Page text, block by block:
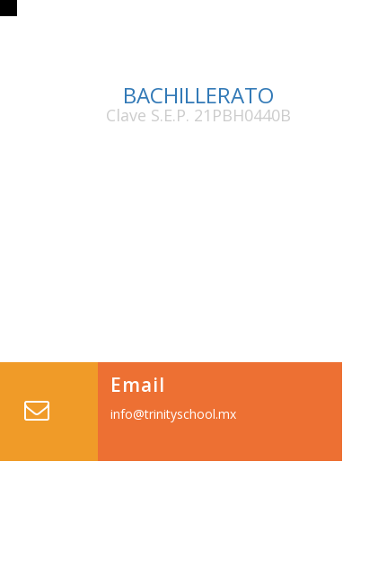
BACHILLERATO
Clave S.E.P. 21PBH0440B
Email
info@trinityschool.mx